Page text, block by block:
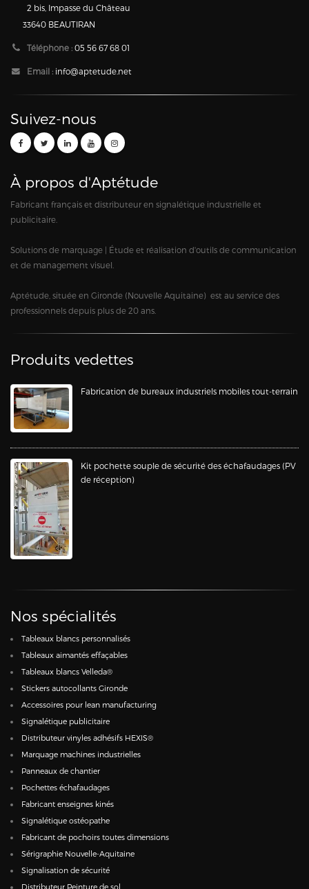
2 bis, Impasse du Château
33640 BEAUTIRAN
Téléphone : 05 56 67 68 01
Email : info@aptetude.net
Suivez-nous
À propos d'Aptétude
Fabricant français et distributeur en signalétique industrielle et
publicitaire.
Solutions de marquage | Étude et réalisation d'outils de communication
et de management visuel.
Aptétude, située en Gironde (Nouvelle Aquitaine) est au service des
professionnels depuis plus de 20 ans.
Produits vedettes
Fabrication de bureaux industriels mobiles tout-terrain
Kit pochette souple de sécurité des échafaudages (PV
de réception)
Nos spécialités
Tableaux blancs personnalisés
Tableaux aimantés effaçables
Tableaux blancs Velleda®
Stickers autocollants Gironde
Accessoires pour lean manufacturing
Signalétique publicitaire
Distributeur vinyles adhésifs HEXIS®
Marquage machines industrielles
Panneaux de chantier
Pochettes échafaudages
Fabricant enseignes kinés
Signalétique ostéopathe
Fabricant de pochoirs toutes dimensions
Sérigraphie Nouvelle-Aquitaine
Signalisation de sécurité
Distributeur Peinture de sol